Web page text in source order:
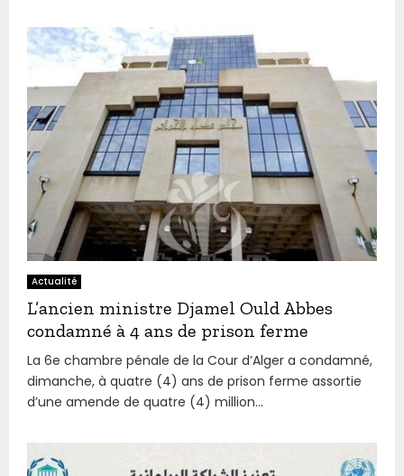
Actualité
L’ancien ministre Djamel Ould Abbes
condamné à 4 ans de prison ferme
La 6e chambre pénale de la Cour d’Alger a condamné,
dimanche, à quatre (4) ans de prison ferme assortie
d’une amende de quatre (4) million...